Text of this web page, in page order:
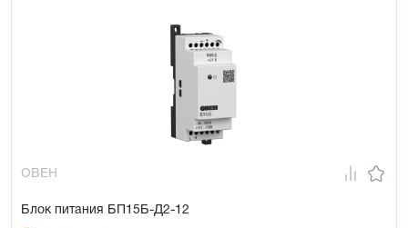
ОВЕН
Блок питания БП15Б-Д2-12